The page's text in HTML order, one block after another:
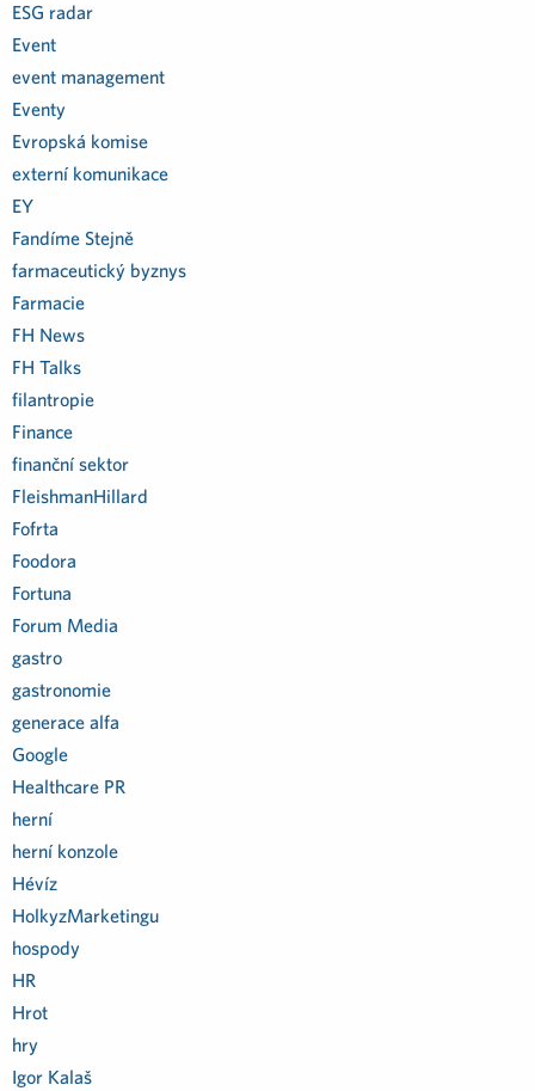
ESG radar
Event
event management
Eventy
Evropská komise
externí komunikace
EY
Fandíme Stejně
farmaceutický byznys
Farmacie
FH News
FH Talks
filantropie
Finance
finanční sektor
FleishmanHillard
Fofrta
Foodora
Fortuna
Forum Media
gastro
gastronomie
generace alfa
Google
Healthcare PR
herní
herní konzole
Hévíz
HolkyzMarketingu
hospody
HR
Hrot
hry
Igor Kalaš